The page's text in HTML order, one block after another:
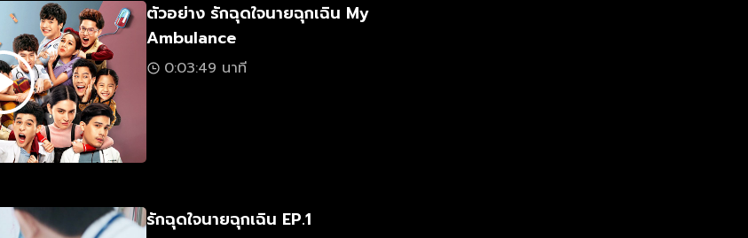
ตัวอย่าง รักฉุดใจนายฉุกเฉิน My
Ambulance
0:03:49 นาที
รักฉุดใจนายฉุกเฉิน EP.1